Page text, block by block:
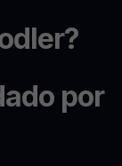
por